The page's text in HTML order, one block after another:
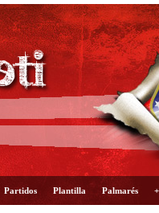
Partidos Plantilla Palmarés